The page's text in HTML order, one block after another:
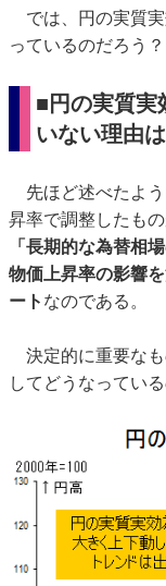
では、円の実質実
っているのだろう？
■円の実質実
いない理由
先ほど述べたよう
昇率で調整したも
「長期的な為替相
物価上昇率の影響
ート なのである。
決定的に重要なも
してどうなってい